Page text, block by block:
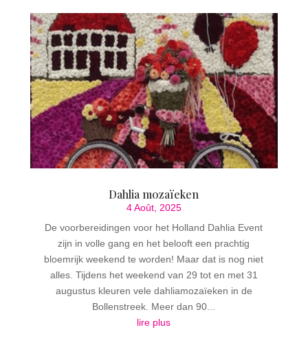
Dahlia mozaïeken
4 Août, 2025
De voorbereidingen voor het Holland Dahlia Event
zijn in volle gang en het belooft een prachtig
bloemrijk weekend te worden! Maar dat is nog niet
alles. Tijdens het weekend van 29 tot en met 31
augustus kleuren vele dahliamozaïeken in de
Bollenstreek. Meer dan 90...
lire plus